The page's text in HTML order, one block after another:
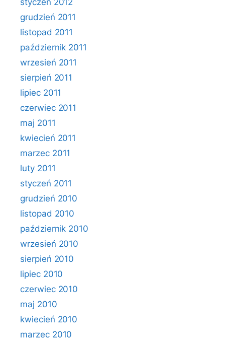
styczeń 2012
grudzień 2011
listopad 2011
październik 2011
wrzesień 2011
sierpień 2011
lipiec 2011
czerwiec 2011
maj 2011
kwiecień 2011
marzec 2011
luty 2011
styczeń 2011
grudzień 2010
listopad 2010
październik 2010
wrzesień 2010
sierpień 2010
lipiec 2010
czerwiec 2010
maj 2010
kwiecień 2010
marzec 2010